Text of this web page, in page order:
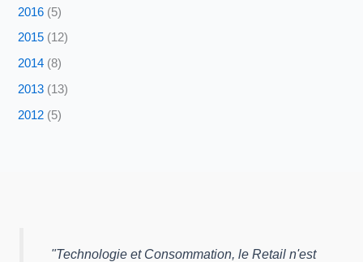
2016 (5)
2015 (12)
2014 (8)
2013 (13)
2012 (5)
"Technologie et Consommation, le Retail n'est